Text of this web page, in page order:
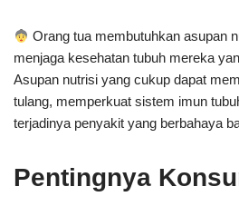
Orang tua membutuhkan asupan
menjaga kesehatan tubuh mereka
Asupan nutrisi yang cukup dapat
tulang, memperkuat sistem imun
terjadinya penyakit yang berbahaya
Pentingnya